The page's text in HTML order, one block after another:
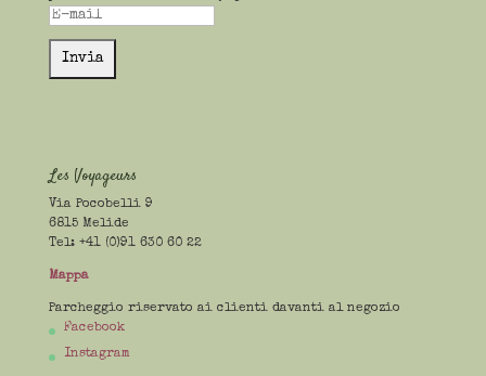
Les Voyageurs
Via Pocobelli 9
6815 Melide
Tel: +41 (0)91 630 60 22
Mappa
Parcheggio riservato ai clienti davanti al negozio
Facebook
Instagram